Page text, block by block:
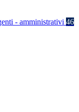
- amministrativi 46